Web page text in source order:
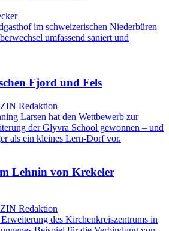
im schweizerischen Niederbüren
umfassend saniert und
Fjord und Fels
Redaktion
Larsen hat den Wettbewerb zur
der Glyvra School gewonnen – und
als ein kleines Lern-Dorf vor.
Lehnin von Krekeler
Redaktion
des Kirchenkreiszentrums in